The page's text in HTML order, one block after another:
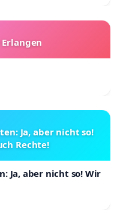
Ja, aber nicht so!
Rechte!
Ja, aber nicht so! Wir